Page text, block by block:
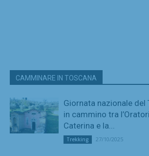
CAMMINARE IN TOSCANA
Giornata nazionale del
in cammino tra
Caterina e la...
Trekking 27/10/2025